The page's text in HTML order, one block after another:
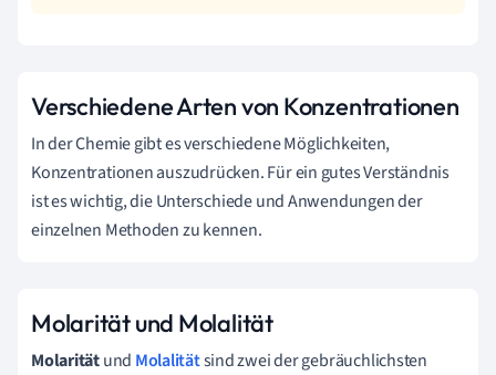
Verschiedene Arten von Konzentrationen
In der Chemie gibt es verschiedene Möglichkeiten,
Konzentrationen auszudrücken. Für ein gutes Verständnis
ist es wichtig, die Unterschiede und Anwendungen der
einzelnen Methoden zu kennen.
Molarität und Molalität
Molaritätund Molalitätsind zwei der gebräuchlichsten